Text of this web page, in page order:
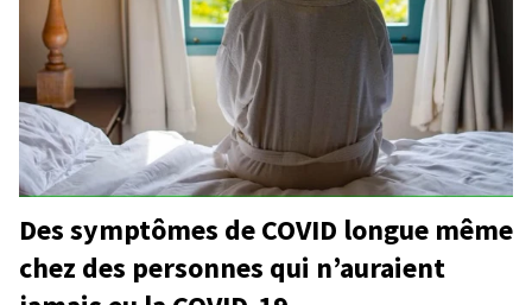
Des symptômes de COVID longue même
chez des personnes qui n’auraient